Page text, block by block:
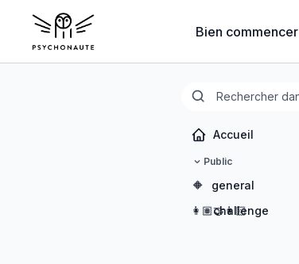
Bien commencer
Accueil
Public
🔶
general
👩🏽‍🤝‍👩🏻
challenge